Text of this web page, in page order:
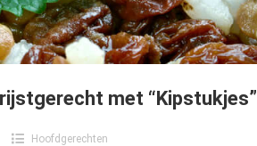
met “Kipstukjes”
Hoofdgerechten